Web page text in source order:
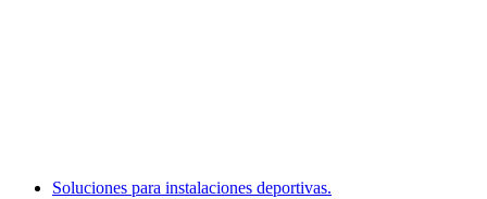
WhatsApp
Soluciones para instalaciones deportivas.